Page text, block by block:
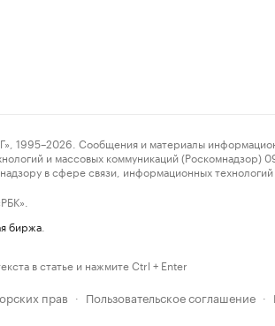
Сообщения и материалы
и массовых коммуникаций
в сфере связи, информационных
биржа
в статье и нажмите Ctrl + Enter
прав · Пользовательское соглашение ·